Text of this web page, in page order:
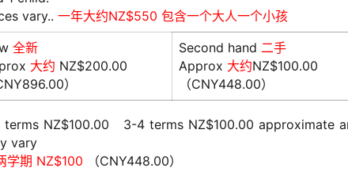
vary.. 一年大约NZ$550 包含一个大人一个小孩
全新
大约 NZ$200.00
）
Second hand 二手
Approx 大约NZ$100.00
（CNY448.00）
terms NZ$100.00 3-4 terms NZ$100.00 approximate
vary
学期 NZ$100 （CNY448.00）